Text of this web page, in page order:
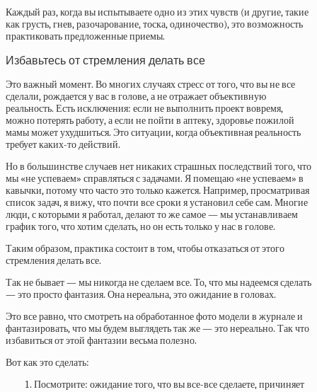
Каждый раз, когда вы испытываете одно из этих чувств (и другие, такие
как грусть, гнев, разочарование, тоска, одиночество), это возможность
практиковать предложенные приемы.
Избавьтесь от стремления делать все
Это важный момент. Во многих случаях стресс от того, что вы не все
сделали, рождается у вас в голове, а не отражает объективную
реальность. Есть исключения: если не выполнить проект вовремя,
можно потерять работу, а если не пойти в аптеку, здоровье пожилой
мамы может ухудшиться. Это ситуации, когда объективная реальность
требует каких-то действий.
Но в большинстве случаев нет никаких страшных последствий того, что
мы «не успеваем» справляться с задачами. Я помещаю «не успеваем» в
кавычки, потому что часто это только кажется. Например, просматривая
список задач, я вижу, что почти все сроки я установил себе сам. Многие
люди, с которыми я работал, делают то же самое — мы устанавливаем
график того, что хотим сделать, но он есть только у нас в голове.
Таким образом, практика состоит в том, чтобы отказаться от этого
стремления делать все.
Так не бывает — мы никогда не сделаем все. То, что мы надеемся сделать
— это просто фантазия. Она нереальна, это ожидание в головах.
Это все равно, что смотреть на обработанное фото модели в журнале и
фантазировать, что мы будем выглядеть так же — это нереально. Так что
избавиться от этой фантазии весьма полезно.
Вот как это сделать:
Посмотрите: ожидание того, что вы все-все сделаете, причиняет